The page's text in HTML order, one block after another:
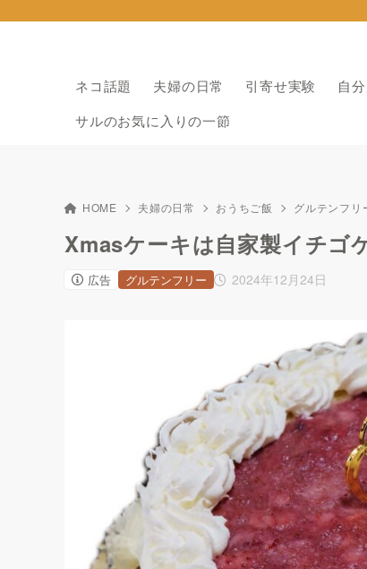
ネコ話題 夫婦の日常 引寄せ実験 自
サルのお気に入りの一節
HOME 夫婦の日常 おうちご飯 グルテンフリ
Xmasケーキは自家製イチゴ
広告 2024年12月24日
グルテンフリー